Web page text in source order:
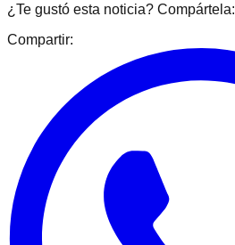
¿Te gustó esta noticia? Compártela:
Compartir: